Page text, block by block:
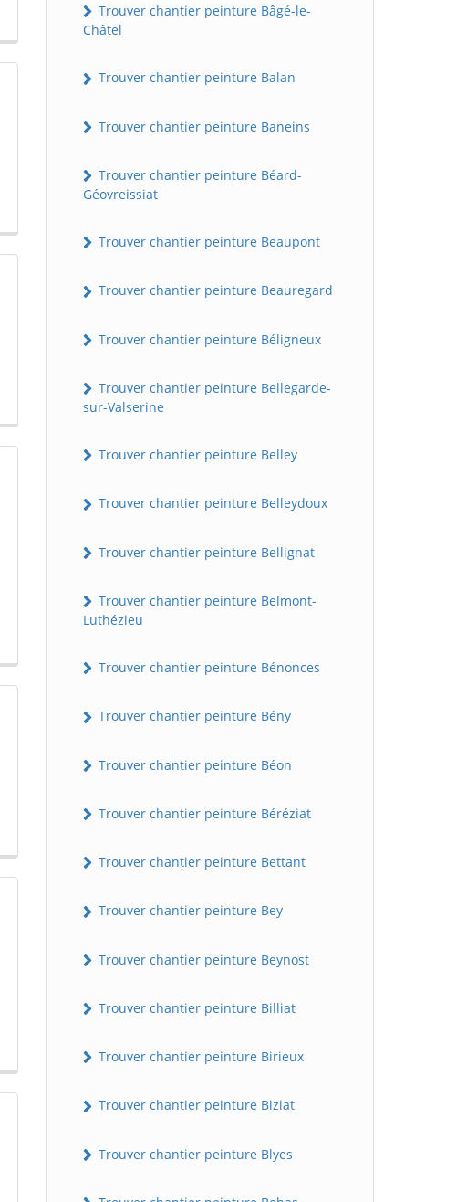
Trouver chantier peinture Bâgé-le-
Châtel
Trouver chantier peinture Balan
Trouver chantier peinture Baneins
Trouver chantier peinture Béard-
Géovreissiat
Trouver chantier peinture Beaupont
Trouver chantier peinture Beauregard
Trouver chantier peinture Béligneux
Trouver chantier peinture Bellegarde-
sur-Valserine
Trouver chantier peinture Belley
Trouver chantier peinture Belleydoux
Trouver chantier peinture Bellignat
Trouver chantier peinture Belmont-
Luthézieu
Trouver chantier peinture Bénonces
Trouver chantier peinture Bény
Trouver chantier peinture Béon
Trouver chantier peinture Béréziat
Trouver chantier peinture Bettant
Trouver chantier peinture Bey
Trouver chantier peinture Beynost
Trouver chantier peinture Billiat
Trouver chantier peinture Birieux
Trouver chantier peinture Biziat
Trouver chantier peinture Blyes